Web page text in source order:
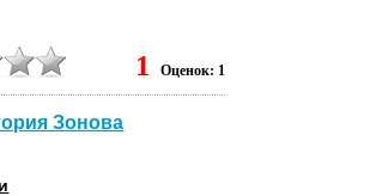
1 Оценок: 1
Зонова